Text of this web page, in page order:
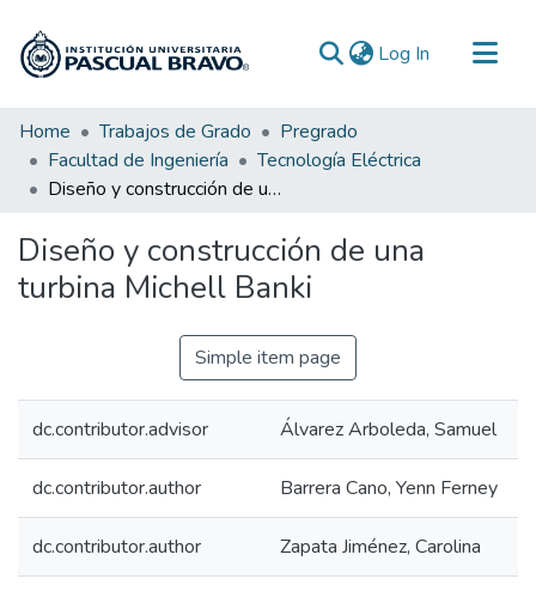
Log In (current)
Communities & Collections
All of DSpace
Statistics
Home Trabajos de Grado
Pregrado
Facultad de Ingeniería
Tecnología Eléctrica
Diseño y construcción de una turbina Michell Banki
Diseño y construcción de una
turbina Michell Banki
Simple item page
dc.contributor.advisor Álvarez Arboleda, Samuel
dc.contributor.author Barrera Cano, Yenn Ferney
dc.contributor.author Zapata Jiménez, Carolina